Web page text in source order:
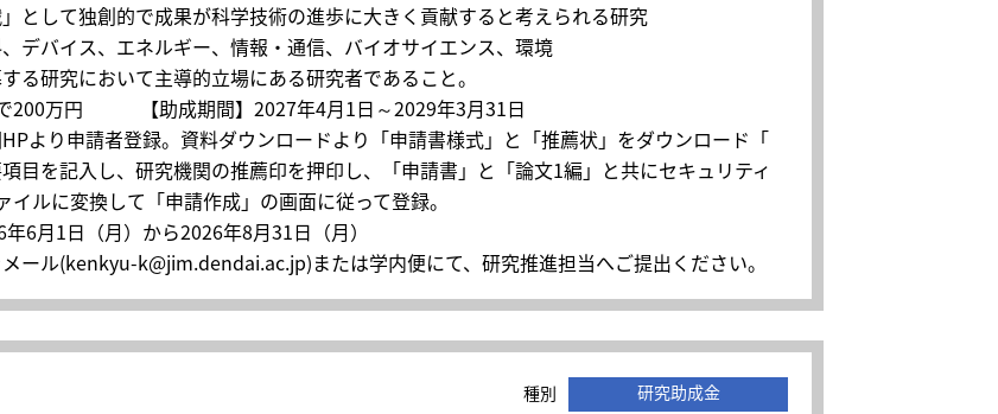
として独創的で成果が科学技術の進歩に大きく貢献すると考えられる研究
、デバイス、エネルギー、情報・通信、バイオサイエンス、環境
する研究において主導的立場にある研究者であること。
で200万円 【助成期間】2027年4月1日～2029年3月31日
HPより申請者登録。資料ダウンロードより「申請書様式」と「推薦状」をダウンロード「
目を記入し、研究機関の推薦印を押印し、「申請書」と「論文1編」と共にセキュリティ
ルに変換して「申請作成」の画面に従って登録。
年6月1日（月）から2026年8月31日（月）
ール(kenkyu-k@jim.dendai.ac.jp)または学内便にて、研究推進担当へご提出ください。
種別
研究助成金